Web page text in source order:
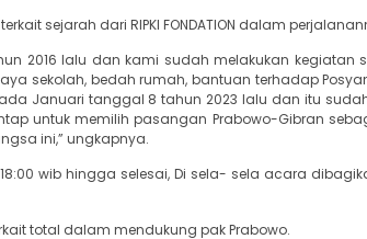
sejarah dari RIPKI FONDATION dalam
tahun 2016 lalu dan kami sudah melakukan
sekolah, bedah rumah, bantuan terhadap
Januari tanggal 8 tahun 2023 lalu dan itu
untuk memilih pasangan Prabowo-Gibran
ini,” ungkapnya.
wib hingga selesai, Di sela- sela acara
total dalam mendukung pak Prabowo.